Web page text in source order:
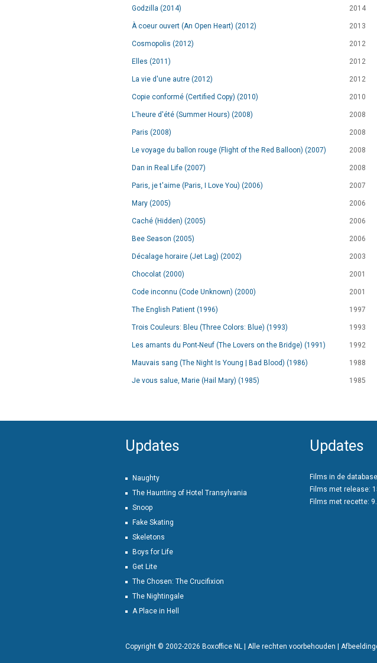
Godzilla (2014) 2014
À coeur ouvert (An Open Heart) (2012) 2013
Cosmopolis (2012) 2012
Elles (2011) 2012
La vie d'une autre (2012) 2012
Copie conformé (Certified Copy) (2010) 2010
L'heure d'été (Summer Hours) (2008) 2008
Paris (2008) 2008
Le voyage du ballon rouge (Flight of the Red Balloon) (2007) 2008
Dan in Real Life (2007) 2008
Paris, je t'aime (Paris, I Love You) (2006) 2007
Mary (2005) 2006
Caché (Hidden) (2005) 2006
Bee Season (2005) 2006
Décalage horaire (Jet Lag) (2002) 2003
Chocolat (2000) 2001
Code inconnu (Code Unknown) (2000) 2001
The English Patient (1996) 1997
Trois Couleurs: Bleu (Three Colors: Blue) (1993) 1993
Les amants du Pont-Neuf (The Lovers on the Bridge) (1991) 1992
Mauvais sang (The Night Is Young | Bad Blood) (1986) 1988
Je vous salue, Marie (Hail Mary) (1985) 1985
Updates
Naughty
The Haunting of Hotel Transylvania
Snoop
Fake Skating
Skeletons
Boys for Life
Get Lite
The Chosen: The Crucifixion
The Nightingale
A Place in Hell
Updates
Films in de
Films met release:
Films met recette:
Copyright © 2002-2026 Boxoffice NL | Alle rechten voorbehouden |